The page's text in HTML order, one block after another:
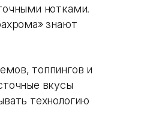
нотками.
знают
топпингов и
вкусы
технологию